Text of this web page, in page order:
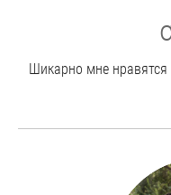
Шикарно мне нравятся